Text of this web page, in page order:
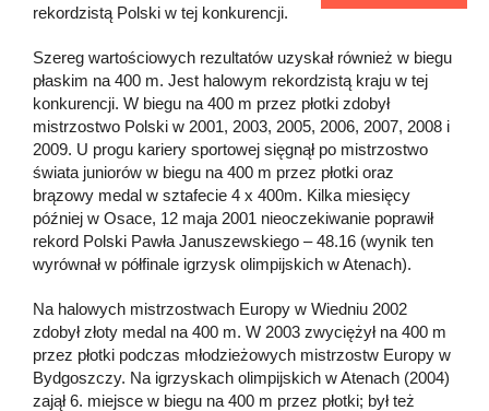
rekordzistą Polski w tej konkurencji.
Szereg wartościowych rezultatów uzyskał również w biegu
płaskim na 400 m. Jest halowym rekordzistą kraju w tej
konkurencji. W biegu na 400 m przez płotki zdobył
mistrzostwo Polski w 2001, 2003, 2005, 2006, 2007, 2008 i
2009. U progu kariery sportowej sięgnął po mistrzostwo
świata juniorów w biegu na 400 m przez płotki oraz
brązowy medal w sztafecie 4 x 400m. Kilka miesięcy
później w Osace, 12 maja 2001 nieoczekiwanie poprawił
rekord Polski Pawła Januszewskiego – 48.16 (wynik ten
wyrównał w półfinale igrzysk olimpijskich w Atenach).
Na halowych mistrzostwach Europy w Wiedniu 2002
zdobył złoty medal na 400 m. W 2003 zwyciężył na 400 m
przez płotki podczas młodzieżowych mistrzostw Europy w
Bydgoszczy. Na igrzyskach olimpijskich w Atenach (2004)
zajął 6. miejsce w biegu na 400 m przez płotki; był też